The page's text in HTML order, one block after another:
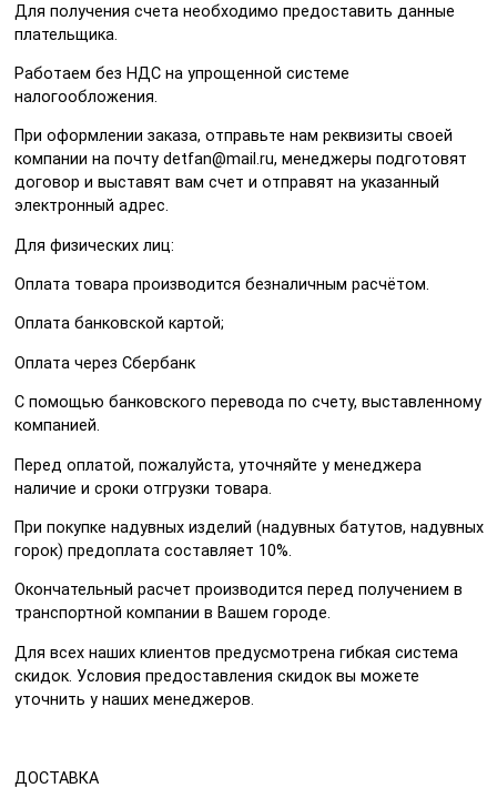
Для получения счета необходимо предоставить данные
плательщика.
Работаем без НДС на упрощенной системе
налогообложения.
При оформлении заказа, отправьте нам реквизиты своей
компании на почту detfan@mail.ru, менеджеры подготовят
договор и выставят вам счет и отправят на указанный
электронный адрес.
Для физических лиц:
Оплата товара производится безналичным расчётом.
Оплата банковской картой;
Оплата через Сбербанк
С помощью банковского перевода по счету, выставленному
компанией.
Перед оплатой, пожалуйста, уточняйте у менеджера
наличие и сроки отгрузки товара.
При покупке надувных изделий (надувных батутов, надувных
горок) предоплата составляет 10%.
Окончательный расчет производится перед получением в
транспортной компании в Вашем городе.
Для всех наших клиентов предусмотрена гибкая система
скидок. Условия предоставления скидок вы можете
уточнить у наших менеджеров.
ДОСТАВКА